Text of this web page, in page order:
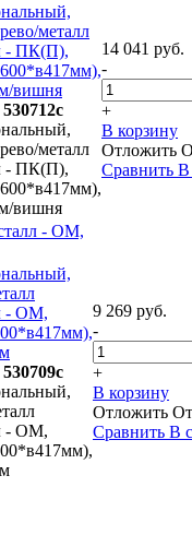
металл
- ПК(П),
вишня
530712с
металл
- ПК(П),
вишня
14 041 руб.
-
+
В корзину
Отложить
Сравнить В
- ОМ,
- ОМ,
530709с
- ОМ,
9 269 руб.
-
+
В корзину
Отложить
Сравнить В